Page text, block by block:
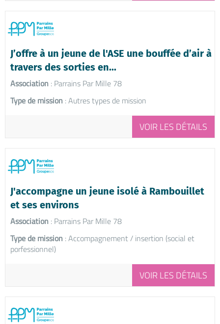
J’offre à un jeune de l'ASE une bouffée d’air à
travers des sorties en...
Association : Parrains Par Mille 78
Type de mission : Autres types de mission
VOIR LES DÉTAILS
J'accompagne un jeune isolé à Rambouillet
et ses environs
Association : Parrains Par Mille 78
Type de mission : Accompagnement / insertion (social et
porfessionnel)
VOIR LES DÉTAILS